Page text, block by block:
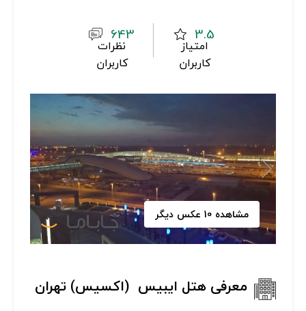
3.5
امتیاز
کاربران
643
نظرات
کاربران
مشاهده 10 عکس دیگر
معرفی هتل ایبیس (اکسیس) تهران